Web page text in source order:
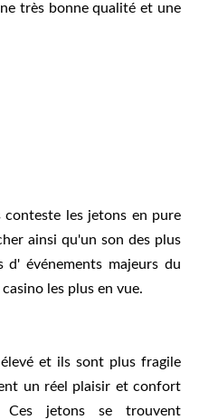
très bonne qualité et une
les jetons en pure
ainsi qu'un son des plus
événements majeurs du
les plus en vue.
et ils sont plus fragile
un réel plaisir et confort
Ces jetons se trouvent